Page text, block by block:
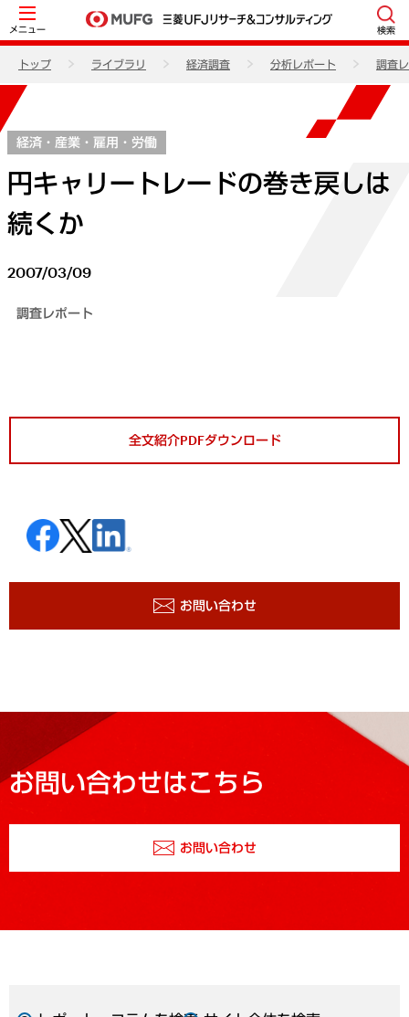
メニュー 検索
トップ ライブラリ 経済調査 分析レポート 調査
経済・産業・雇用・労働
円キャリートレードの巻き戻しは
続くか
2007/03/09
調査レポート
全文紹介PDFダウンロード
お問い合わせ
お問い合わせはこちら
お問い合わせ